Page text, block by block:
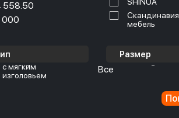
Скандинавия
мебель
с мягким
изголовьем
Размер
Все